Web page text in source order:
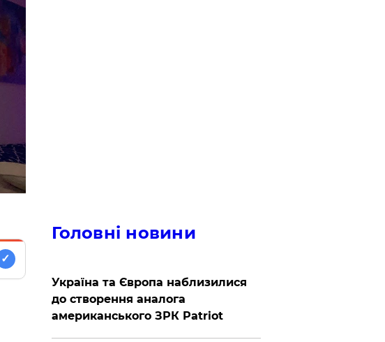
✓
Головні новини
Україна та Європа наблизилися
до створення аналога
американського ЗРК Patriot